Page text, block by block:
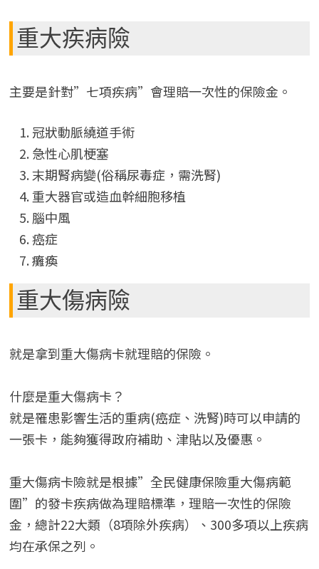
重大疾病險
主要是針對”七項疾病”會理賠一次性的保險金。
冠狀動脈繞道手術
急性心肌梗塞
末期腎病變(俗稱尿毒症，需洗腎)
重大器官或造血幹細胞移植
腦中風
癌症
癱瘓
重大傷病險
就是拿到重大傷病卡就理賠的保險。
什麼是重大傷病卡？
就是罹患影響生活的重病(癌症、洗腎)時可以申請的
一張卡，能夠獲得政府補助、津貼以及優惠。
重大傷病卡險就是根據”全民健康保險重大傷病範
圍”的發卡疾病做為理賠標準，理賠一次性的保險
金，總計22大類（8項除外疾病）、300多項以上疾病
均在承保之列。